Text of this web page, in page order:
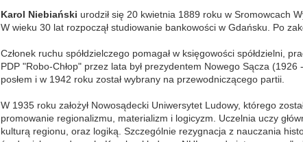
Karol Niebiański urodził się 20 kwietnia 1889 roku w Sromowcach
W wieku 30 lat rozpoczął studiowanie bankowości w Gdańsku. Po
Członek ruchu spółdzielczego pomagał w księgowości spółdzielni,
PDP "Robo-Chłop" przez lata był prezydentem Nowego Sącza
posłem i w 1942 roku został wybrany na przewodniczącego partii.
W 1935 roku założył Nowosądecki Uniwersytet Ludowy, którego
promowanie regionalizmu, materializm i logicyzm. Uczelnia uczy
kulturą regionu, oraz logiką. Szczególnie rezygnacja z nauczania